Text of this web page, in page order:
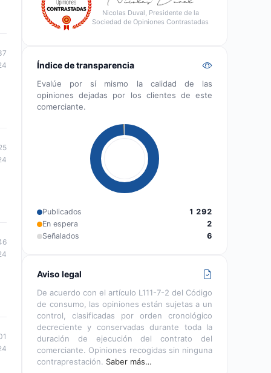
Nicolas Duval, Presidente de la
Sociedad de Opiniones Contrastadas
Índice de transparencia
Evalúe por sí mismo la calidad de las
opiniones dejadas por los clientes de este
comerciante.
Publicados
1 292
En espera
2
Señalados
6
Aviso legal
De acuerdo con el artículo L111-7-2 del Código
de consumo, las opiniones están sujetas a un
control, clasificadas por orden cronológico
decreciente y conservadas durante toda la
duración de ejecución del contrato del
comerciante. Opiniones recogidas sin ninguna
contraprestación. Saber más…